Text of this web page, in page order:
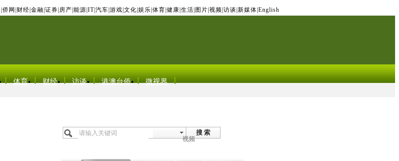
侨网 财经 金融 证券 房产 能源 IT| 汽车 游戏 文化 娱乐 体育 健康 生活 图片 视频 访谈 新媒体 English
体育 财经 访谈 港澳台侨 微视界
搜 索
视频